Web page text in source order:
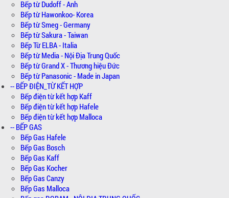
Bếp từ Dudoff - Anh
Bếp từ Hawonkoo- Korea
Bếp từ Smeg - Germany
Bếp từ Sakura - Taiwan
Bếp Từ ELBA - Italia
Bếp từ Media - Nội Địa Trung Quốc
Bếp từ Grand X - Thương hiệu Đức
Bếp từ Panasonic - Made in Japan
-- BẾP ĐIỆN_TỪ KẾT HỢP
Bếp điện từ kết hợp Kaff
Bếp điện từ kết hợp Hafele
Bếp điện từ kết hợp Malloca
-- BẾP GAS
Bếp Gas Hafele
Bếp Gas Bosch
Bếp Gas Kaff
Bếp Gas Kocher
Bếp Gas Canzy
Bếp Gas Malloca